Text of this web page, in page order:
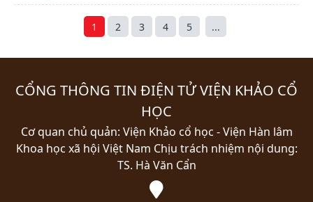
1 2 3 4 5 ...
CỔNG THÔNG TIN ĐIỆN TỬ VIỆN KHẢO CỔ
HỌC
Cơ quan chủ quản: Viện Khảo cổ học - Viện Hàn lâm
Khoa học xã hội Việt Nam Chịu trách nhiệm nội dung:
TS. Hà Văn Cẩn